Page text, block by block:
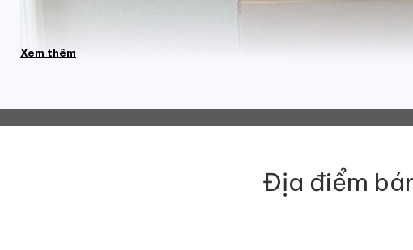
Xem thêm
Địa điểm